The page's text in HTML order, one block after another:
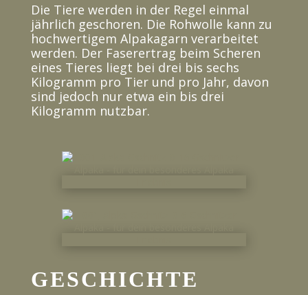
Die Tiere werden in der Regel einmal
jährlich geschoren. Die Rohwolle kann zu
hochwertigem Alpakagarn verarbeitet
werden. Der Faserertrag beim Scheren
eines Tieres liegt bei drei bis sechs
Kilogramm pro Tier und pro Jahr, davon
sind jedoch nur etwa ein bis drei
Kilogramm nutzbar.
GESCHICHTE